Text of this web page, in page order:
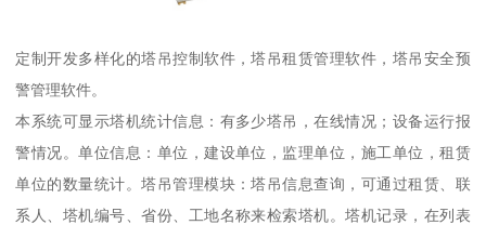
定制开发多样化的塔吊控制软件，塔吊租赁管理软件，塔吊安全预
警管理软件。
本系统可显示塔机统计信息：有多少塔吊，在线情况；设备运行报
警情况。单位信息：单位，建设单位，监理单位，施工单位，租赁
单位的数量统计。塔吊管理模块：塔吊信息查询，可通过租赁、联
系人、塔机编号、省份、工地名称来检索塔机。塔机记录，在列表